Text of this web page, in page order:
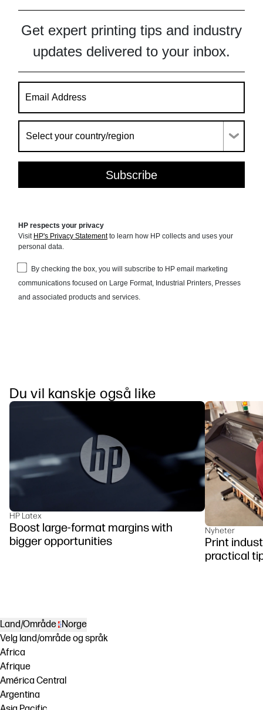
Du vil kanskje også like
HP Latex
Boost large-format margins with
bigger opportunities
Nyheter
Print
practical
Land/Område Norge
Velg land/område og språk
Africa
Afrique
América Central
Argentina